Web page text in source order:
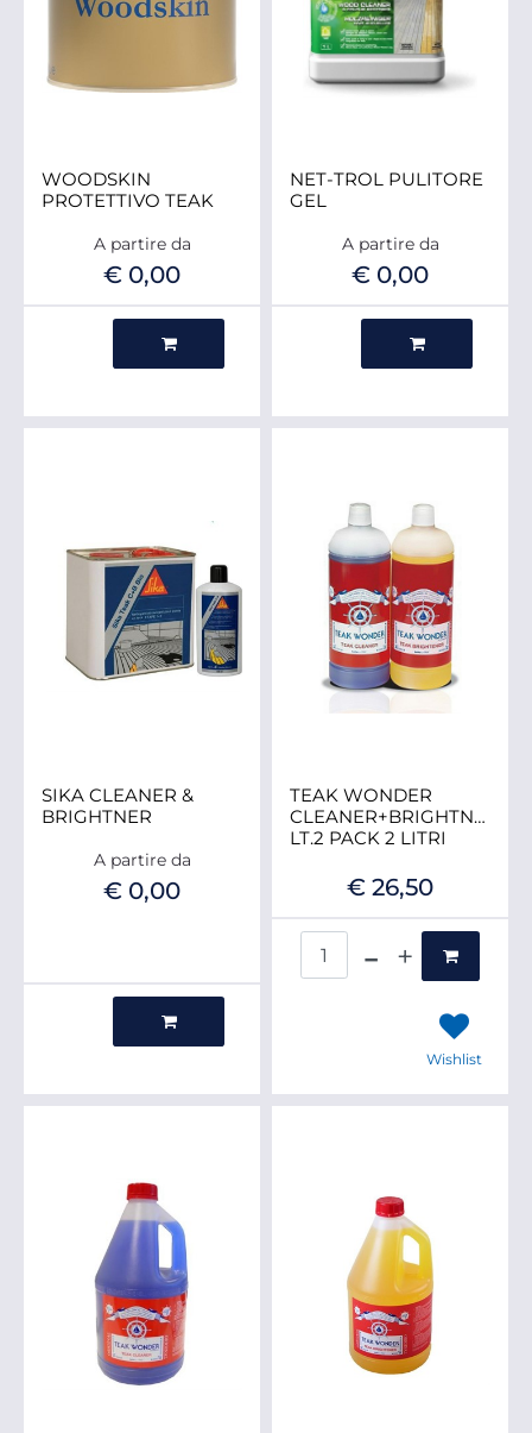
WOODSKIN
PROTETTIVO TEAK
A partire da
€ 0,00
NET-TROL PULITORE
GEL
A partire da
€ 0,00
SIKA CLEANER &
BRIGHTNER
A partire da
€ 0,00
TEAK WONDER
CLEANER+BRIGHTNER
LT.2 PACK 2 LITRI
€ 26,50
Wishlist